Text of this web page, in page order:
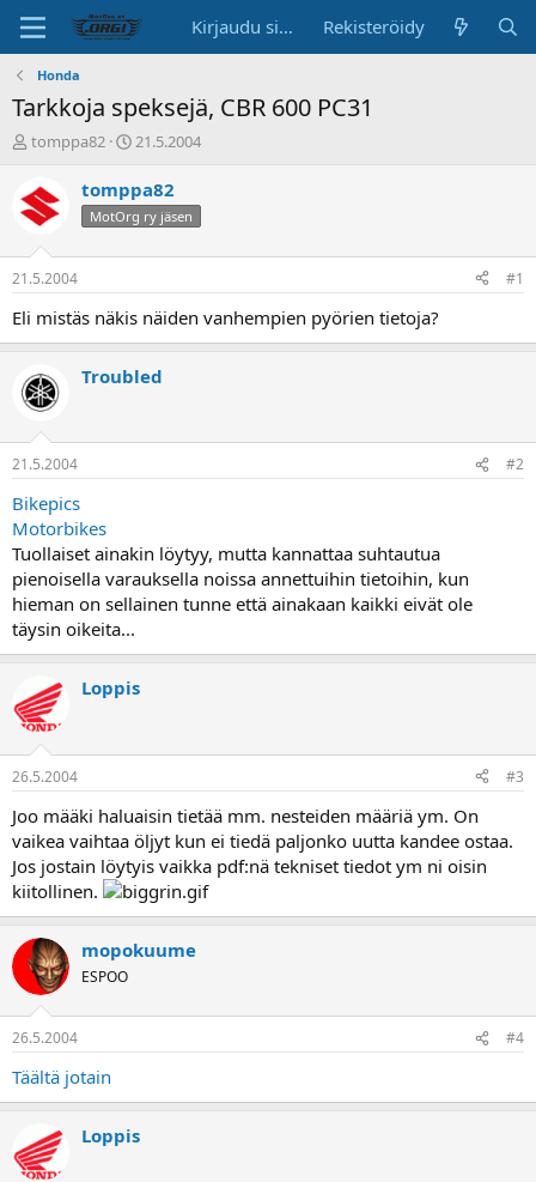
Kirjaudu sisään Rekisteröidy
Honda
Tarkkoja speksejä, CBR 600 PC31
K
k
u
s
t
e
a
l
i
t
t
a
j
a
tomppa82
A
o
i
t
p
ä
ä
21.5.2004
tomppa82
MotOrg ry jäsen
21.5.2004 #1
Eli mistäs näkis näiden vanhempien pyörien tietoja?
Troubled
21.5.2004 #2
Bikepics
Motorbikes
Tuollaiset ainakin löytyy, mutta kannattaa suhtautua
pienoisella varauksella noissa annettuihin tietoihin, kun
hieman on sellainen tunne että ainakaan kaikki eivät ole
täysin oikeita...
Loppis
26.5.2004 #3
Joo määki haluaisin tietää mm. nesteiden määriä ym. On
vaikea vaihtaa öljyt kun ei tiedä paljonko uutta kandee ostaa.
Jos jostain löytyis vaikka pdf:nä tekniset tiedot ym ni oisin
kiitollinen.
mopokuume
ESPOO
26.5.2004 #4
Täältä jotain
Loppis